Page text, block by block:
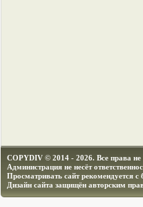
COPYDIV © 2014 - 2026. Все права
Администрация не несёт
Просматривать сайт рекомендуется с
Дизайн сайта защищён авторским